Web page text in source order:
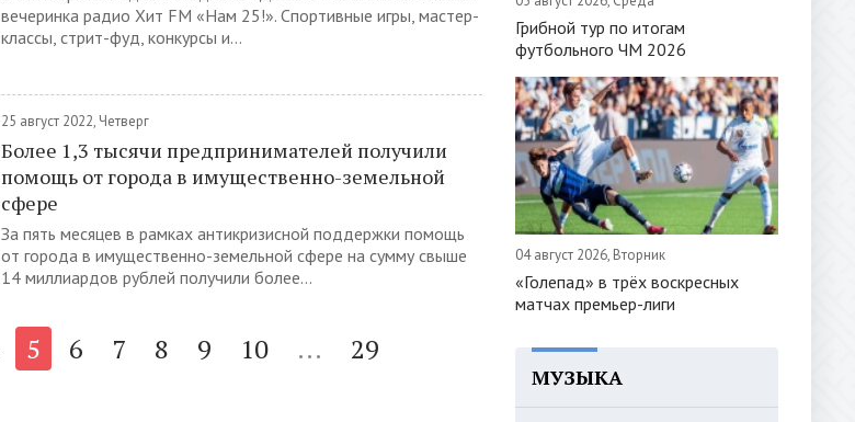
вечеринка радио Хит FM «Нам 25!». Спортивные игры, мастер-
классы, стрит-фуд, конкурсы и...
25 август 2022, Четверг
Более 1,3 тысячи предпринимателей получили
помощь от города в имущественно-земельной
сфере
За пять месяцев в рамках антикризисной поддержки помощь
от города в имущественно-земельной сфере на сумму свыше
14 миллиардов рублей получили более...
5 6 7 8 9 10 ... 29
Грибной тур по итогам
футбольного ЧМ 2026
04 август 2026, Вторник
«Голепад» в трёх воскресных
матчах премьер-лиги
МУЗЫКА